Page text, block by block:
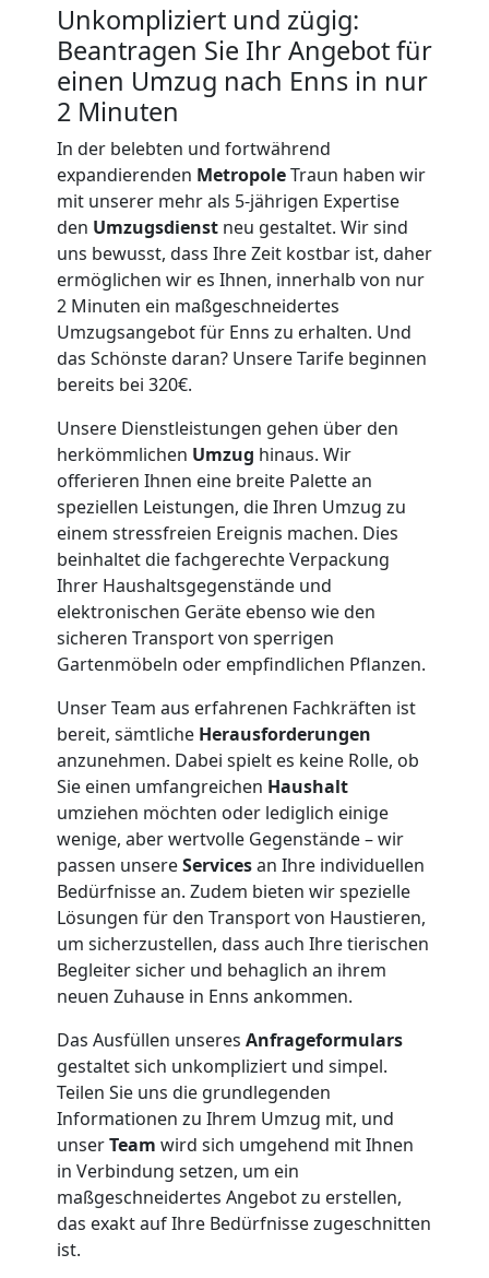
Unkompliziert und zügig:
Beantragen Sie Ihr Angebot für
einen Umzug nach Enns in nur
2 Minuten
In der belebten und fortwährend
expandierenden MetropoleTraun haben wir
mit unserer mehr als 5-jährigen Expertise
den Umzugsdienst neu gestaltet. Wir sind
uns bewusst, dass Ihre Zeit kostbar ist, daher
ermöglichen wir es Ihnen, innerhalb von nur
2 Minuten ein maßgeschneidertes
Umzugsangebot für Enns zu erhalten. Und
das Schönste daran? Unsere Tarife beginnen
bereits bei 320€.
Unsere Dienstleistungen gehen über den
herkömmlichen Umzug hinaus. Wir
offerieren Ihnen eine breite Palette an
speziellen Leistungen, die Ihren Umzug zu
einem stressfreien Ereignis machen. Dies
beinhaltet die fachgerechte Verpackung
Ihrer Haushaltsgegenstände und
elektronischen Geräte ebenso wie den
sicheren Transport von sperrigen
Gartenmöbeln oder empfindlichen Pflanzen.
Unser Team aus erfahrenen Fachkräften ist
bereit, sämtliche Herausforderungen
anzunehmen. Dabei spielt es keine Rolle, ob
Sie einen umfangreichen Haushalt
umziehen möchten oder lediglich einige
wenige, aber wertvolle Gegenstände – wir
passen unsereServicesan Ihre individuellen
Bedürfnisse an. Zudem bieten wir spezielle
Lösungen für den Transport von Haustieren,
um sicherzustellen, dass auch Ihre tierischen
Begleiter sicher und behaglich an ihrem
neuen Zuhause in Enns ankommen.
Das Ausfüllen unseres Anfrageformulars
gestaltet sich unkompliziert und simpel.
Teilen Sie uns die grundlegenden
Informationen zu Ihrem Umzug mit, und
unserTeam wird sich umgehend mit Ihnen
in Verbindung setzen, um ein
maßgeschneidertes Angebot zu erstellen,
das exakt auf Ihre Bedürfnisse zugeschnitten
ist.
Umzug
Traun
Qualitäts-
Umzüge
Traun
Vereinsumzug
Traun
Anfrage
Möbeltransport
National
Möbeltransport
International
Beiladung
National
Beiladung
International
Internationaler
Umzug
Nationaler